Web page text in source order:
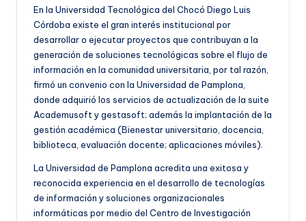
En la Universidad Tecnológica del Chocó Diego Luis
Córdoba existe el gran interés institucional por
desarrollar o ejecutar proyectos que contribuyan a la
generación de soluciones tecnológicas sobre el flujo de
información en la comunidad universitaria, por tal razón,
firmó un convenio con la Universidad de Pamplona,
donde adquirió los servicios de actualización de la suite
Academusoft y gestasoft; además la implantación de la
gestión académica (Bienestar universitario, docencia,
biblioteca, evaluación docente; aplicaciones móviles).
La Universidad de Pamplona acredita una exitosa y
reconocida experiencia en el desarrollo de tecnologías
de información y soluciones organizacionales
informáticas por medio del Centro de Investigación